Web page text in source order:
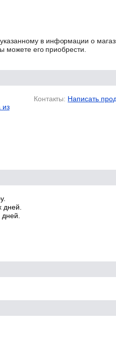
в информации о
можете его приобрести.
из
Контакты: Написать
дней.